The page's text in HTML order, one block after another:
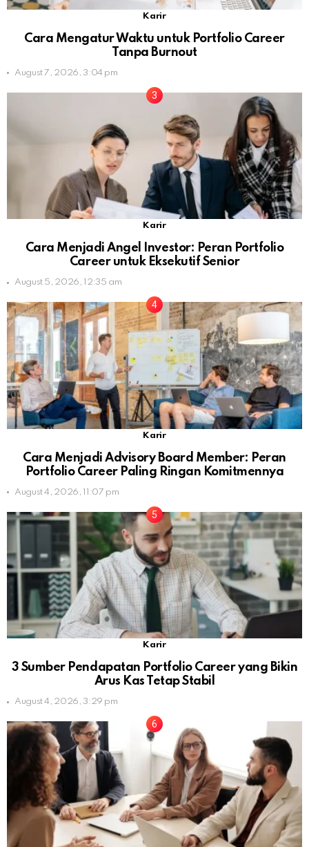
Karir
Cara Mengatur Waktu untuk Portfolio Career
Tanpa Burnout
August 7, 2026, 3:04 pm
Karir
Cara Menjadi Angel Investor: Peran Portfolio
Career untuk Eksekutif Senior
August 5, 2026, 12:35 am
Karir
Cara Menjadi Advisory Board Member: Peran
Portfolio Career Paling Ringan Komitmennya
August 4, 2026, 11:07 pm
Karir
3 Sumber Pendapatan Portfolio Career yang Bikin
Arus Kas Tetap Stabil
August 4, 2026, 3:29 pm